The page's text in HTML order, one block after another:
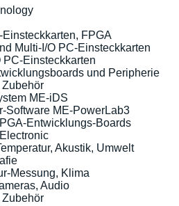
FPGA
Multi-I/O PC-Einsteckkarten
PC-Einsteckkarten
und Peripherie
ME-iDS
Software ME-PowerLab3
Entwicklungs-Boards
Akustik, Umwelt
Messung, Klima
Audio